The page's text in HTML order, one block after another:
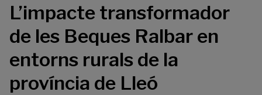
L’impacte transformador
de les Beques Ralbar en
entorns rurals de la
província de Lleó